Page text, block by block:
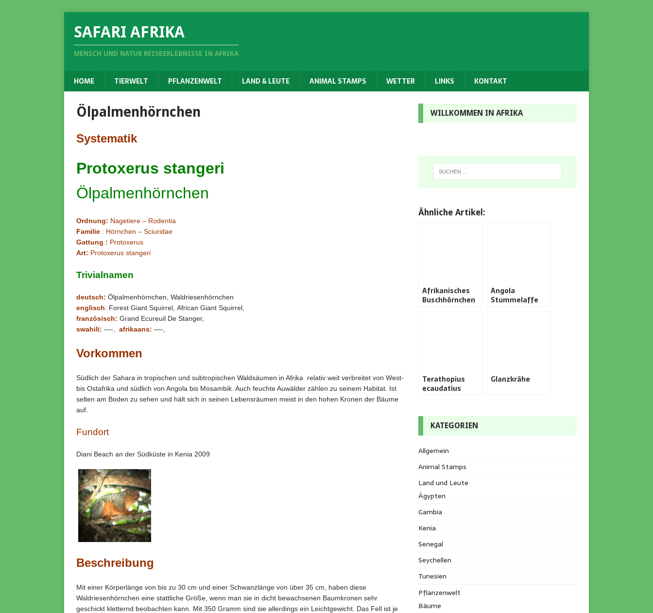
SAFARI AFRIKA
MENSCH UND NATUR REISEERLEBNISSE IN AFRIKA
HOME TIERWELT PFLANZENWELT LAND & LEUTE ANIMAL STAMPS WETTER LINKS KONTAKT
Ölpalmenhörnchen
Systematik
Protoxerus stangeri
Ölpalmenhörnchen
Ordnung: Nagetiere – Rodentia
Familie : Hörnchen – Sciuridae
Gattung : Protoxerus
Art: Protoxerus stangeri
Trivialnamen
deutsch: Ölpalmenhörnchen, Waldriesenhörnchen
englisch: Forest Giant Squirrel, African Giant Squirrel,
französisch: Grand Ecureuil De Stanger,
swahili: —-, afrikaans: —-,
Vorkommen
Südlich der Sahara in tropischen und subtropischen Waldsäumen in Afrika relativ weit verbreitet von West-
bis Ostafrika und südlich von Angola bis Mosambik. Auch feuchte Auwälder zählen zu seinem Habitat. Ist
selten am Boden zu sehen und hält sich in seinen Lebensräumen meist in den hohen Kronen der Bäume
auf.
Fundort
Diani Beach an der Südküste in Kenia 2009
Beschreibung
Mit einer Körperlänge von bis zu 30 cm und einer Schwanzlänge von über 35 cm, haben diese
Waldriesenhörnchen eine stattliche Größe, wenn man sie in dicht bewachsenen Baumkronen sehr
geschickt kletternd beobachten kann. Mit 350 Gramm sind sie allerdings ein Leichtgewicht. Das Fell ist je
WILLKOMMEN IN AFRIKA
Ähnliche Artikel:
Afrikanisches
Buschhörnchen
Angola
Stummelaffe
Terathopius
ecaudatius
Glanzkrähe
KATEGORIEN
Allgemein
Animal Stamps
Land und Leute
Ägypten
Gambia
Kenia
Senegal
Seychellen
Tunesien
Pflanzenwelt
Bäume